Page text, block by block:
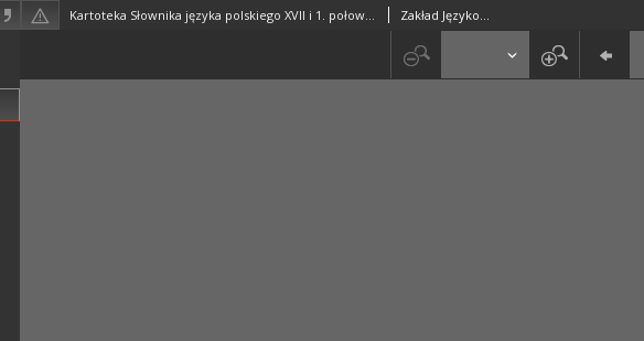
Kartoteka Słownika języka polskiego XVII i 1. połowy XVIII wieku; Uczynnie - Ufortyfikowany Zakład Językoznawstwa PAN w Warszawie